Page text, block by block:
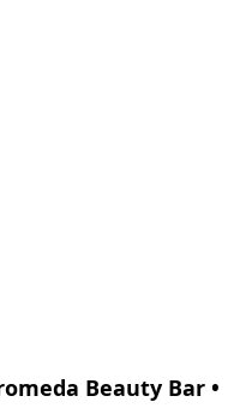
Beauty Bar •